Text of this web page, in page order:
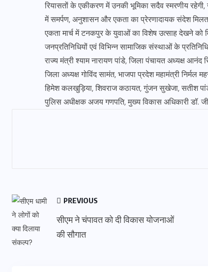
रियासतों के एकीकरण में उनकी भूमिका सदैव स्मरणीय
में समर्पण, अनुशासन और एकता का प्रेरणादायक संदेश मिलता
एकता मार्च में टनकपुर के युवाओं का विशेष उत्साह देखने को
जनप्रतिनिधियों एवं विभिन्न सामाजिक संस्थाओं के
राज्य मंत्री श्याम नारायण पांडे, जिला पंचायत अध्यक्ष आनंद
जिला अध्यक्ष गोविंद सामंत, भाजपा प्रदेश महामंत्री निर्मल
हिमेश कलखुड़िया, शिवराज कठायत, गुंजन सुखेजा, सतीश पांडे,
पुलिस अधीक्षक अजय गणपति, मुख्य विकास अधिकारी डॉ.
PREVIOUS
सीएम ने चंपावत को दी विकास योजनाओं
की सौगात